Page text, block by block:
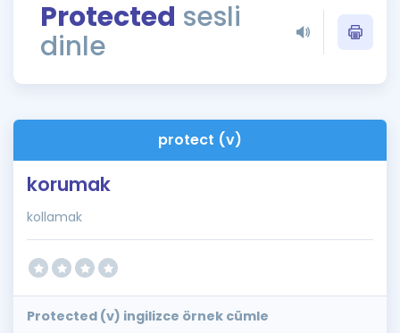
Rehberlik Aracı
ÖSYM Sınav Takvimi
İngilizce Gramer
Protected sesli
dinle
protect (v)
korumak
kollamak
Protected (v) ingilizce örnek cümle